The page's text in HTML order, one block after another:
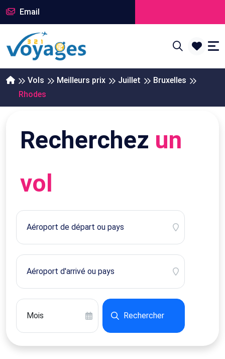
Email
Vols Meilleurs prix Juillet
Bruxelles
Rhodes
Recherchez un
vol
Rechercher